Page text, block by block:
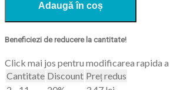
Adaugă în coș
Beneficiezi de reducere la cantitate!
Click mai jos pentru modificarea rapida
Cantitate Discount Preț redus